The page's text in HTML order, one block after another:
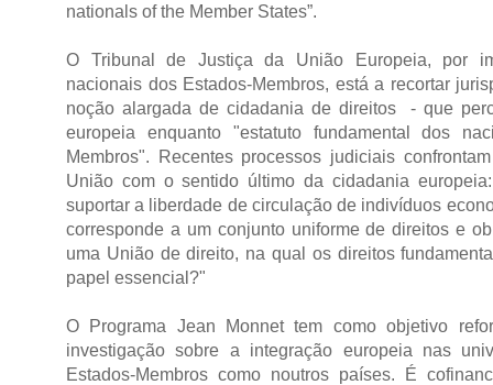
nationals of the Member States”.
O Tribunal de Justiça da União Europeia, por
nacionais dos Estados-Membros, está a recortar
noção alargada de cidadania de direitos - que
europeia enquanto "estatuto fundamental dos
Membros". Recentes processos judiciais
União com o sentido último da cidadania
suportar a liberdade de circulação de indivíduos
corresponde a um conjunto uniforme de direitos e
uma União de direito, na qual os direitos
papel essencial?"
O Programa Jean Monnet tem como objetivo
investigação sobre a integração europeia nas
Estados-Membros como noutros países. É